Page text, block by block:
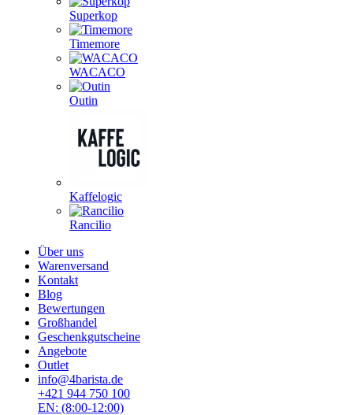
Superkop
Timemore
WACACO
Outin
Kaffelogic
Rancilio
Über uns
Warenversand
Kontakt
Blog
Bewertungen
Großhandel
Geschenkgutscheine
Angebote
Outlet
info@4barista.de
+421 944 750 100
EN: (8:00-12:00)